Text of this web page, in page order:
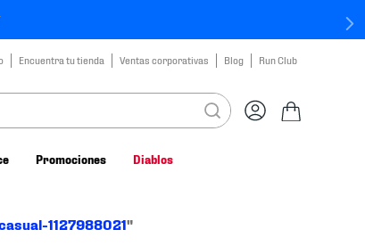
Encuentra tu tienda Ventas corporativas Blog Run Club
Promociones Diablos
1127988021"